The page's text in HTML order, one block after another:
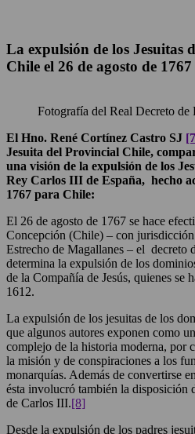
La expulsión de los Jesuitas
Chile el 26 de agosto de 1767
Fotografía del Real Decreto de
El Hno. René Cortínez Castro SJ
Jesuita del Provincial Chile,
una visión de la expulsión de los
Rey Carlos III de España, hecho
1767 para Chile:
El 26 de agosto de 1767 se hace
Concepción (Chile) – con
Estrecho de Magallanes – el decreto
determina la expulsión de los
de la Compañía de Jesús, quienes se
1612.
La expulsión de los jesuitas de los
que algunos autores exponen como
complejo de la historia moderna, por
la misión y de conspiraciones a los
monarquías. Además de convertirse
ésta involucró también la disposición
de Carlos III.[8]
Desde la expulsión de los padres